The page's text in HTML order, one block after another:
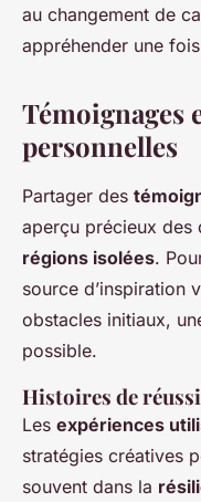
au changement de
appréhender une
Témoignages
personnelles
Partager des
aperçu précieux des
régions isolées.
source d’inspiration
obstacles initiaux,
possible.
Histoires de
Les expériences
stratégies créatives
souvent dans la